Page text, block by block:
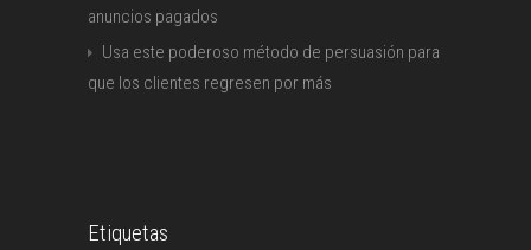
anuncios pagados
Usa este poderoso método de persuasión para
que los clientes regresen por más
Etiquetas